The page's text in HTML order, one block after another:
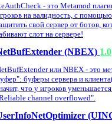
- это Metamod
на валидность, с
свой сервер от ботов,
слот на сервере!
(NBEX) 1.0
или NBEX - это
буферы сервера и
что у игроков
channel overflowed".